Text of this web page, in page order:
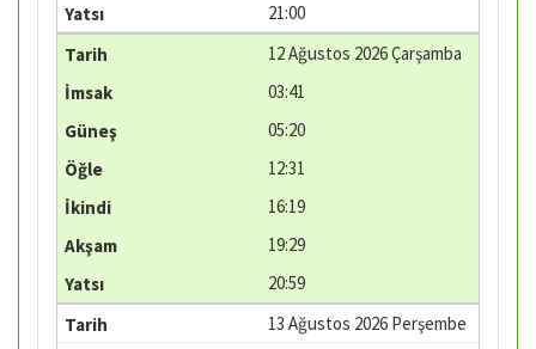
21:00
12 Ağustos 2026 Çarşamba
03:41
05:20
12:31
16:19
19:29
20:59
13 Ağustos 2026 Perşembe